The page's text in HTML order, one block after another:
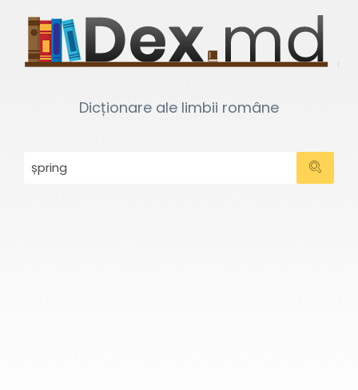
Dicționare ale limbii române